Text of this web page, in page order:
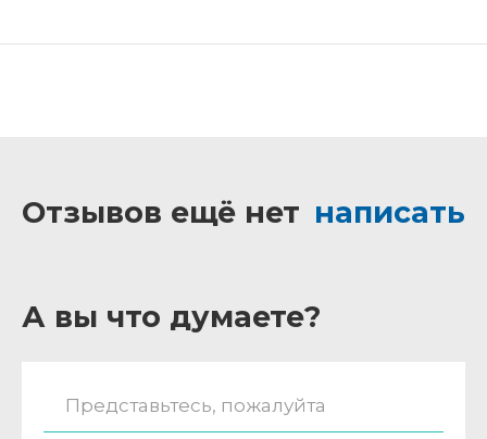
Отзывов ещё нет написать
А вы что думаете?